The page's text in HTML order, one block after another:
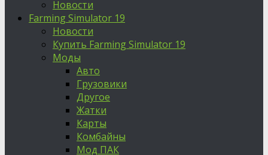
Новости
Farming Simulator 19
Новости
Купить Farming Simulator 19
Моды
Авто
Грузовики
Другое
Жатки
Карты
Комбайны
Мод ПАК